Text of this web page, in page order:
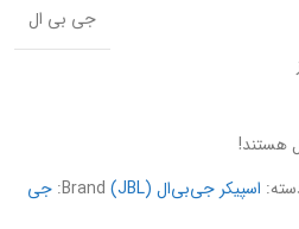
جی بی ال
هستند!
اسپیکر جی‌بی‌ال (JBL) Brand: جی